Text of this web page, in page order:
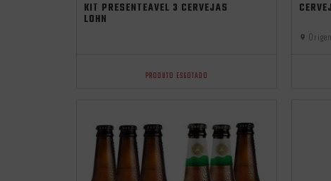
KIT PRESENTEÁVEL 3 CERVEJAS
LOHN
PRODUTO ESGOTADO